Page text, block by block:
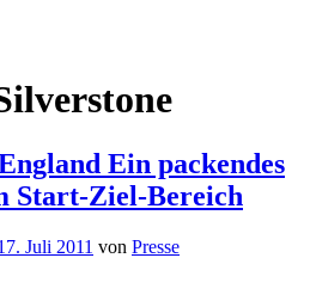
Ein packendes
Start-Ziel-Bereich
7. Juli 2011 von Presse